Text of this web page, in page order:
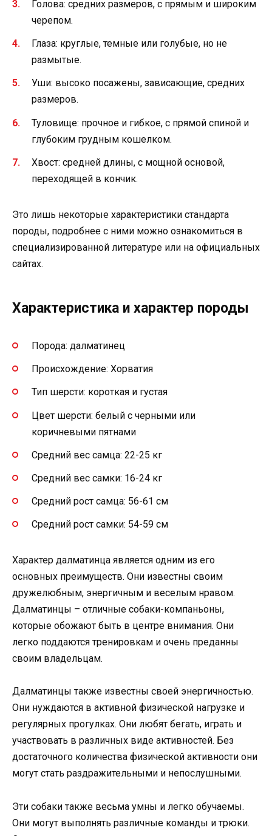
Голова: средних размеров, с прямым и широким
черепом.
Глаза: круглые, темные или голубые, но не
размытые.
Уши: высоко посажены, зависающие, средних
размеров.
Туловище: прочное и гибкое, с прямой спиной и
глубоким грудным кошелком.
Хвост: средней длины, с мощной основой,
переходящей в кончик.
Это лишь некоторые характеристики стандарта
породы, подробнее с ними можно ознакомиться в
специализированной литературе или на официальных
сайтах.
Характеристика и характер породы
Порода: далматинец
Происхождение: Хорватия
Тип шерсти: короткая и густая
Цвет шерсти: белый с черными или
коричневыми пятнами
Средний вес самца: 22-25 кг
Средний вес самки: 16-24 кг
Средний рост самца: 56-61 см
Средний рост самки: 54-59 см
Характер далматинца является одним из его
основных преимуществ. Они известны своим
дружелюбным, энергичным и веселым нравом.
Далматинцы – отличные собаки-компаньоны,
которые обожают быть в центре внимания. Они
легко поддаются тренировкам и очень преданны
своим владельцам.
Далматинцы также известны своей энергичностью.
Они нуждаются в активной физической нагрузке и
регулярных прогулках. Они любят бегать, играть и
участвовать в различных виде активностей. Без
достаточного количества физической активности они
могут стать раздражительными и непослушными.
Эти собаки также весьма умны и легко обучаемы.
Они могут выполнять различные команды и трюки.